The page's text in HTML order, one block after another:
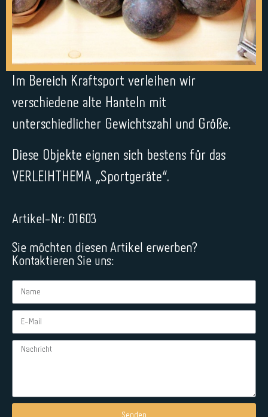
Im Bereich Kraftsport verleihen wir
verschiedene alte Hanteln mit
unterschiedlicher Gewichtszahl und Größe.
Diese Objekte eignen sich bestens für das
VERLEIHTHEMA „Sportgeräte“.
Artikel-Nr: 01603
Sie möchten diesen Artikel erwerben?
Kontaktieren Sie uns:
Senden